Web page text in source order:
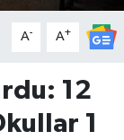
A- A+
12
1